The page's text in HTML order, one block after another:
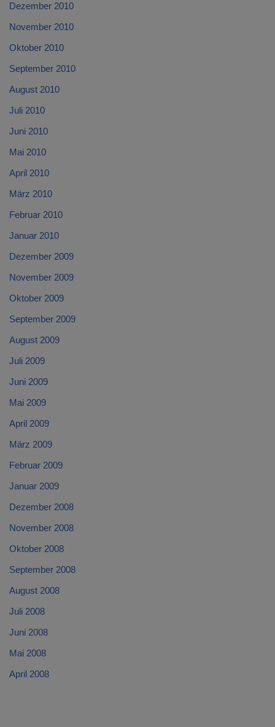
Dezember 2010
November 2010
Oktober 2010
September 2010
August 2010
Juli 2010
Juni 2010
Mai 2010
April 2010
März 2010
Februar 2010
Januar 2010
Dezember 2009
November 2009
Oktober 2009
September 2009
August 2009
Juli 2009
Juni 2009
Mai 2009
April 2009
März 2009
Februar 2009
Januar 2009
Dezember 2008
November 2008
Oktober 2008
September 2008
August 2008
Juli 2008
Juni 2008
Mai 2008
April 2008